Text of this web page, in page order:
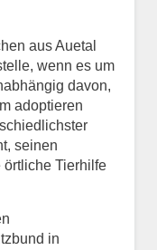
aus Auetal
wenn es um
davon,
adoptieren
seinen
Tierhilfe
in